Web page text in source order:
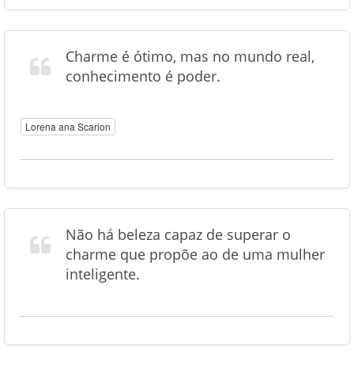
Charme é ótimo, mas no mundo real,
conhecimento é poder.
Lorena ana Scarion
Não há beleza capaz de superar o
charme que propõe ao de uma mulher
inteligente.